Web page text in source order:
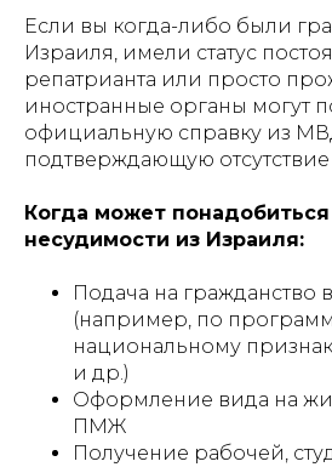
Если вы когда-либо были
Израиля, имели статус
репатрианта или просто
иностранные органы могут
официальную справку из
подтверждающую
Когда может понадобиться
несудимости из Израиля:
Подача на гражданство
(например, по
национальному
и др.)
Оформление вида на
ПМЖ
Получение рабочей,